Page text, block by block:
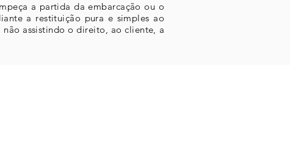
a partida da embarcação ou o
a restituição pura e simples ao
assistindo o direito, ao cliente, a